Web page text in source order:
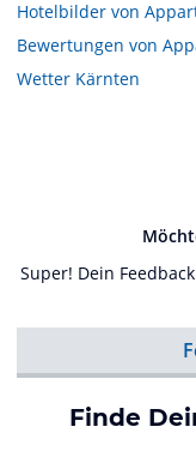
Hotelbilder von
Bewertungen von
Wetter Kärnten
Super! Dein
Finde